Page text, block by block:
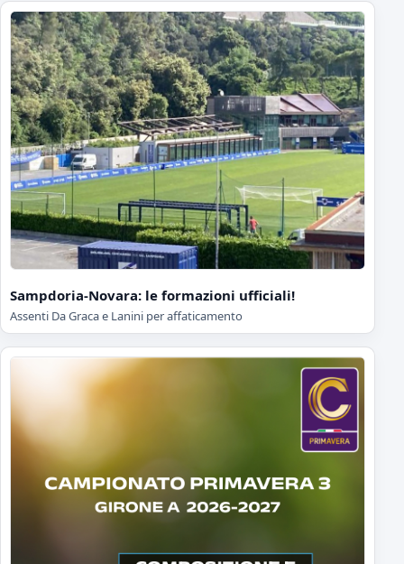
Sampdoria-Novara: le formazioni ufficiali!
Assenti Da Graca e Lanini per affaticamento